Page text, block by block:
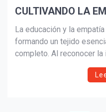
CULTIVANDO LA
La educación y la
formando un tejido
completo. Al reconocer
empatía tanto en la
construyendo las bases